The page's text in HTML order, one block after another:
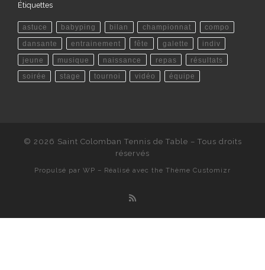
Étiquettes
astuce babyping bilan championnat compo
dansante entrainement fête galette indiv
jeune musique naissance repas résultats
soirée stage tournoi vidéo équipe
© 2026 Saint Colomban Tennis de Table – Tous droits
réservés
Propulsé par WP – Réalisé avec the Thème Customizr